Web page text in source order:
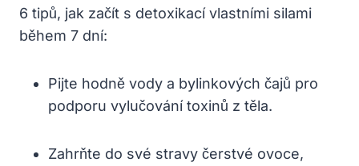
6 tipů, jak začít s detoxikací vlastními silami
během 7 dní:
Pijte hodně vody a bylinkových čajů pro
podporu vylučování toxinů z těla.
Zahrňte do své stravy čerstvé ovoce,